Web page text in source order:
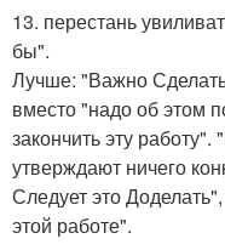
13. перестань
бы".
Лучше: "Важно
вместо "надо об этом
закончить эту
утверждают ничего
Следует это
этой работе".